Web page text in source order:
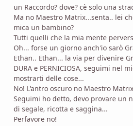
un Raccordo? dove? cè solo una
Ma no Maestro Matrix...senta.. lei
mica un bambino?
Tutti quelli che la mia mente
Oh... forse un giorno anch'io sarò
Ethan.. Ethan... la via per divenire
DURA e PERNICIOSA, seguimi nel
mostrarti delle cose...
No! L'antro oscuro no Maestro
Seguimi ho detto, devo provare un
di segale, ricotta e saggina...
Perfavore no!